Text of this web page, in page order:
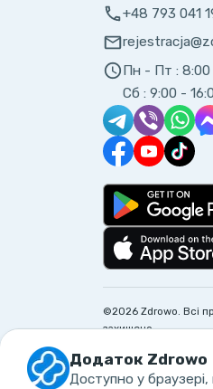
Додаток Zdrowo
Доступно у
+48 793 041
Пн - Пт :8:00
Сб :9:00 -
©2026 Zdrowo.Всі
захищено